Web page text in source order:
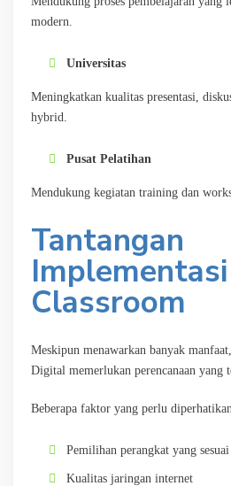
modern.
Universitas
Meningkatkan kualitas presentasi,
hybrid.
Pusat Pelatihan
Mendukung kegiatan training dan
Tantangan
Classroom
Meskipun menawarkan banyak
Digital memerlukan perencanaan yang
Beberapa faktor yang perlu
Pemilihan perangkat yang sesuai
Kualitas jaringan internet